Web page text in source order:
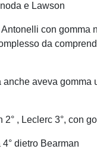
e Lawson
con gomma
da
anche aveva gomma
2° , Leclerc 3°, con
4° dietro Bearman